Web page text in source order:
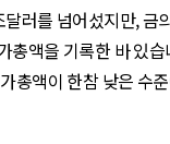
러를 넘어섰지만, 금
총액을 기록한 바 있
총액이 한참 낮은 수